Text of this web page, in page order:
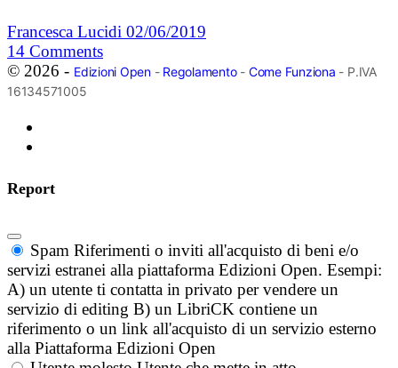
Francesca Lucidi 02/06/2019
14 Comments
© 2026 - Edizioni Open- Regolamento- Come Funziona - P.IVA
16134571005
Report
Spam Riferimenti o inviti all'acquisto di beni e/o
servizi estranei alla piattaforma Edizioni Open. Esempi:
A) un utente ti contatta in privato per vendere un
servizio di editing B) un LibriCK contiene un
riferimento o un link all'acquisto di un servizio esterno
alla Piattaforma Edizioni Open